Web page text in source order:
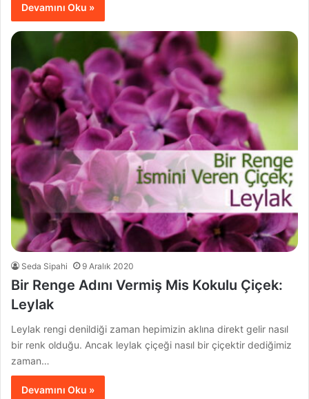
Devamını Oku »
Seda Sipahi 9 Aralık 2020
Bir Renge Adını Vermiş Mis Kokulu Çiçek:
Leylak
Leylak rengi denildiği zaman hepimizin aklına direkt gelir nasıl
bir renk olduğu. Ancak leylak çiçeği nasıl bir çiçektir dediğimiz
zaman…
Devamını Oku »